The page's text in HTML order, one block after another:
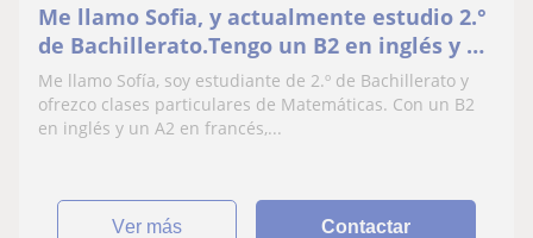
Me llamo Sofia, y actualmente estudio 2.°
de Bachillerato.Tengo un B2 en inglés y un
A2 en francés, doy cualquier tipo de
refuerzo
Me llamo Sofía, soy estudiante de 2.º de Bachillerato y
ofrezco clases particulares de Matemáticas. Con un B2
en inglés y un A2 en francés,...
ver más Contactar